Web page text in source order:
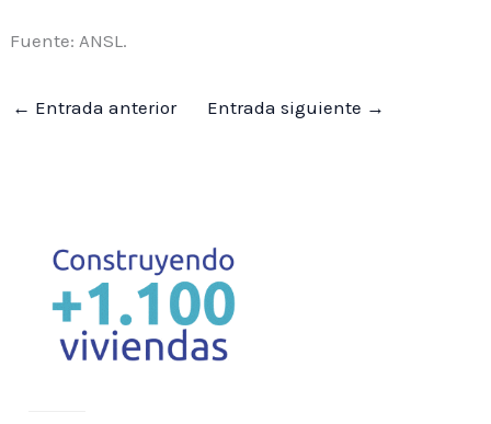
Fuente: ANSL.
← Entrada anterior Entrada siguiente →